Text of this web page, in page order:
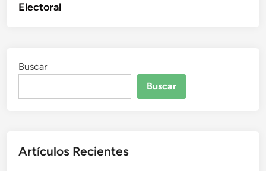
Electoral
Buscar
Buscar
Artículos Recientes